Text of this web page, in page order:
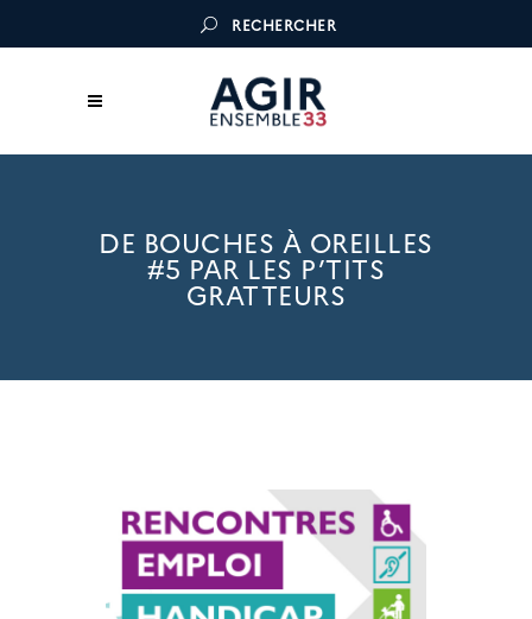
RECHERCHER
DE BOUCHES À OREILLES
#5 PAR LES P’TITS
GRATTEURS